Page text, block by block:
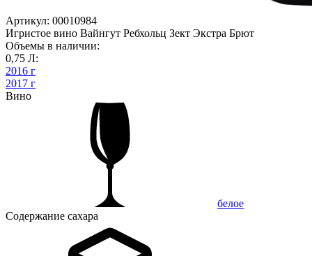
Артикул: 00010984
Игристое вино Вайнгут Ребхольц Зект Экстра Брют
Объемы в наличии:
0,75 Л:
2016 г
2017 г
Вино
белое
Содержание сахара